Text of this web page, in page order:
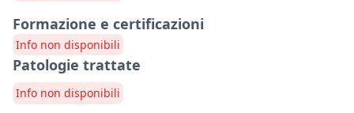
Formazione e certificazioni
Info non disponibili
Patologie trattate
Info non disponibili